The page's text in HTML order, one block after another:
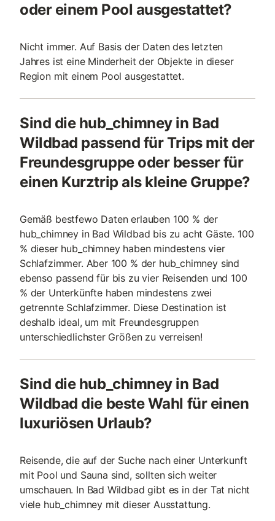
oder einem Pool ausgestattet?
Nicht immer. Auf Basis der Daten des letzten
Jahres ist eine Minderheit der Objekte in dieser
Region mit einem Pool ausgestattet.
Sind die hub_chimney in Bad
Wildbad passend für Trips mit der
Freundesgruppe oder besser für
einen Kurztrip als kleine Gruppe?
Gemäß bestfewo Daten erlauben 100 % der
hub_chimney in Bad Wildbad bis zu acht Gäste. 100
% dieser hub_chimney haben mindestens vier
Schlafzimmer. Aber 100 % der hub_chimney sind
ebenso passend für bis zu vier Reisenden und 100
% der Unterkünfte haben mindestens zwei
getrennte Schlafzimmer. Diese Destination ist
deshalb ideal, um mit Freundesgruppen
unterschiedlichster Größen zu verreisen!
Sind die hub_chimney in Bad
Wildbad die beste Wahl für einen
luxuriösen Urlaub?
Reisende, die auf der Suche nach einer Unterkunft
mit Pool und Sauna sind, sollten sich weiter
umschauen. In Bad Wildbad gibt es in der Tat nicht
viele hub_chimney mit dieser Ausstattung.